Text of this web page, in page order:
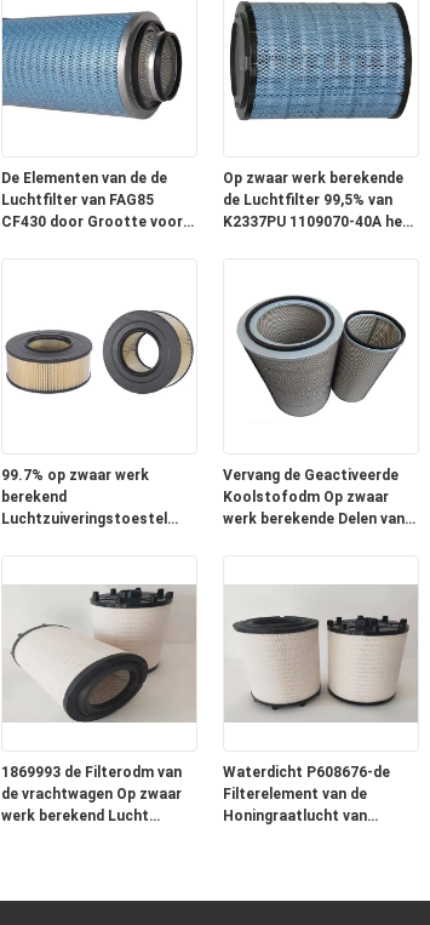
De Elementen van de de
Luchtfilter van FAG85
CF430 door Grootte voor
Op zwaar werk berekende
de Luchtfilter 99,5% van
K2337PU 1109070-40A het
99.7% op zwaar werk
berekend
Luchtzuiveringstoestel
Vervang de Geactiveerde
Koolstofodm Op zwaar
werk berekende Delen van
1869993 de Filterodm van
de vrachtwagen Op zwaar
werk berekend Lucht
Waterdicht P608676-de
Filterelement van de
Honingraatlucht van